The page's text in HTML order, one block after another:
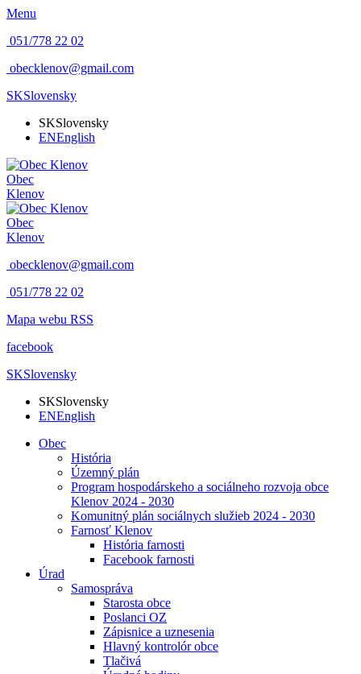
Menu
051/778 22 02
obecklenov@gmail.com
SKSlovensky
SKSlovensky
ENEnglish
Obec
Klenov
Obec
Klenov
obecklenov@gmail.com
051/778 22 02
Mapa webu RSS
facebook
SKSlovensky
SKSlovensky
ENEnglish
Obec
História
Územný plán
Program hospodárskeho a sociálneho rozvoja obce
Klenov 2024 - 2030
Komunitný plán sociálnych služieb 2024 - 2030
Farnosť Klenov
História farnosti
Facebook farnosti
Úrad
Samospráva
Starosta obce
Poslanci OZ
Zápisnice a uznesenia
Hlavný kontrolór obce
Tlačivá